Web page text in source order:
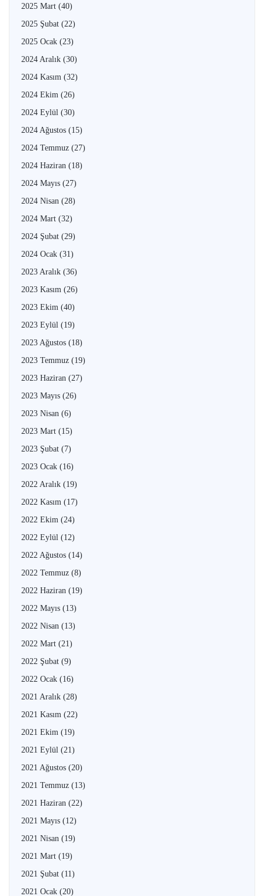
2025 Mart (40)
2025 Şubat (22)
2025 Ocak (23)
2024 Aralık (30)
2024 Kasım (32)
2024 Ekim (26)
2024 Eylül (30)
2024 Ağustos (15)
2024 Temmuz (27)
2024 Haziran (18)
2024 Mayıs (27)
2024 Nisan (28)
2024 Mart (32)
2024 Şubat (29)
2024 Ocak (31)
2023 Aralık (36)
2023 Kasım (26)
2023 Ekim (40)
2023 Eylül (19)
2023 Ağustos (18)
2023 Temmuz (19)
2023 Haziran (27)
2023 Mayıs (26)
2023 Nisan (6)
2023 Mart (15)
2023 Şubat (7)
2023 Ocak (16)
2022 Aralık (19)
2022 Kasım (17)
2022 Ekim (24)
2022 Eylül (12)
2022 Ağustos (14)
2022 Temmuz (8)
2022 Haziran (19)
2022 Mayıs (13)
2022 Nisan (13)
2022 Mart (21)
2022 Şubat (9)
2022 Ocak (16)
2021 Aralık (28)
2021 Kasım (22)
2021 Ekim (19)
2021 Eylül (21)
2021 Ağustos (20)
2021 Temmuz (13)
2021 Haziran (22)
2021 Mayıs (12)
2021 Nisan (19)
2021 Mart (19)
2021 Şubat (11)
2021 Ocak (20)